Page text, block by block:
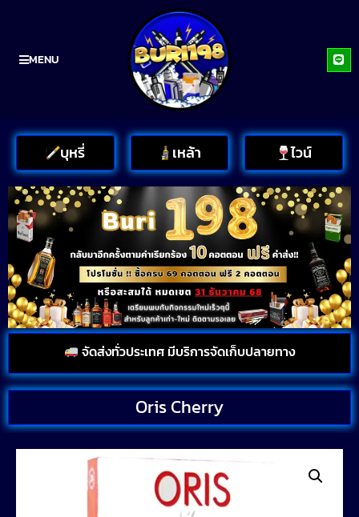
MENU
บุหรี่ เหล้า ไวน์
จัดส่งทั่วประเทศ มีบริการจัดเก็บปลายทาง
Oris Cherry